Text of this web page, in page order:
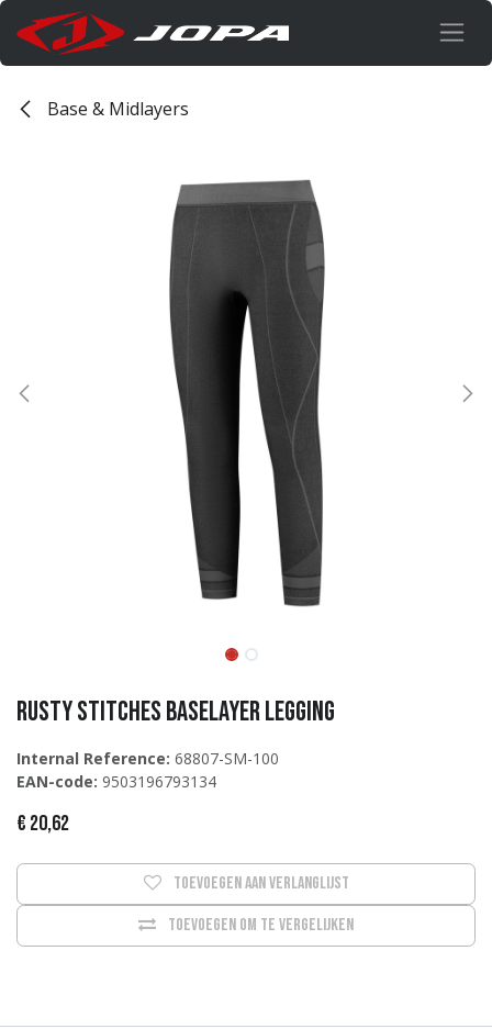
Overslaan naar inhoud
Base & Midlayers
Rusty Stitches Baselayer Legging
Internal Reference: 68807-SM-100
EAN-code: 9503196793134
€ 20,62
Toevoegen om te vergelijken
Toevoegen aan verlanglijst